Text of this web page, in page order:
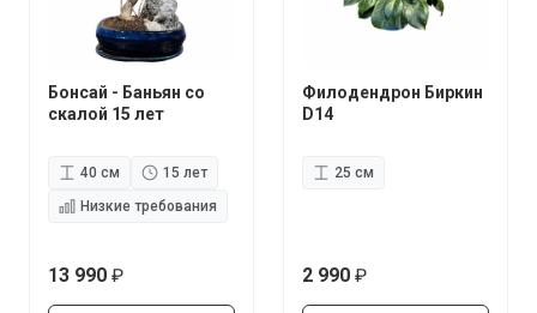
Бонсай - Баньян со
скалой 15 лет
40 см
15 лет
Низкие требования
13 990
Филодендрон Биркин
D14
25 см
2 990